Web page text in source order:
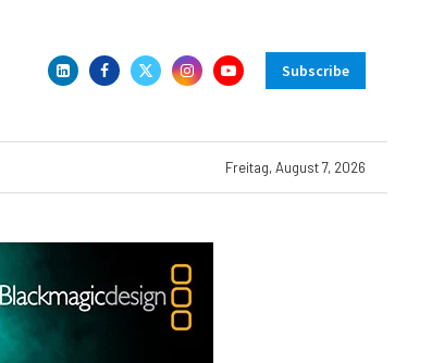
Subscribe
Freitag, August 7, 2026